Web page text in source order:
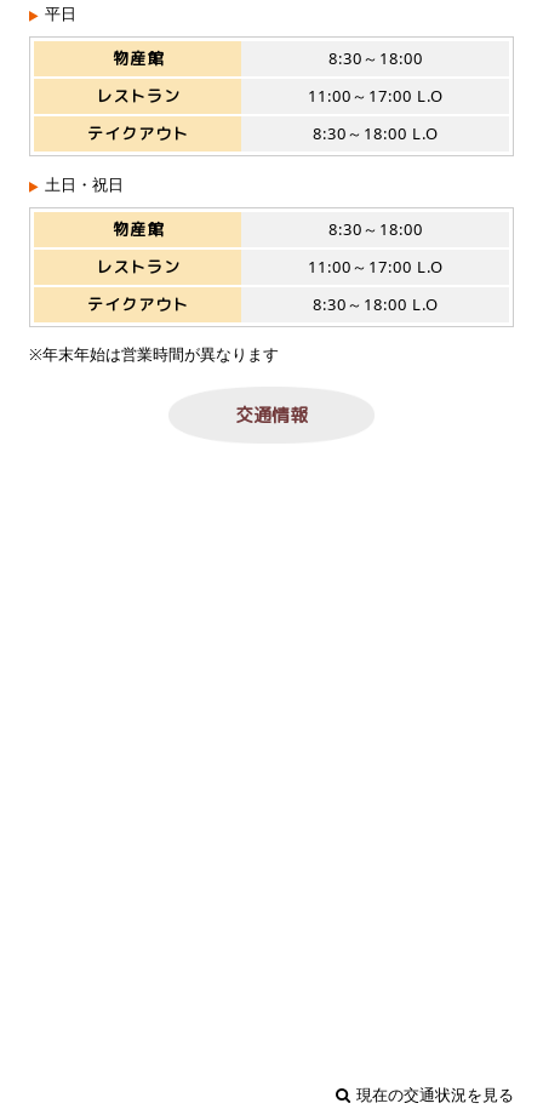
平日
物産館
8:30～18:00
レストラン
11:00～17:00 L.O
テイクアウト
8:30～18:00 L.O
土日・祝日
物産館
8:30～18:00
レストラン
11:00～17:00 L.O
テイクアウト
8:30～18:00 L.O
※年末年始は営業時間が異なります
交通情報
現在の交通状況を見る